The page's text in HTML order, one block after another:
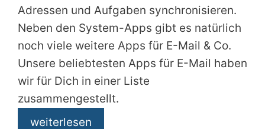
Adressen und Aufgaben synchronisieren.
Neben den System-Apps gibt es natürlich
noch viele weitere Apps für E-Mail & Co.
Unsere beliebtesten Apps für E-Mail haben
wir für Dich in einer Liste
zusammengestellt.
weiterlesen